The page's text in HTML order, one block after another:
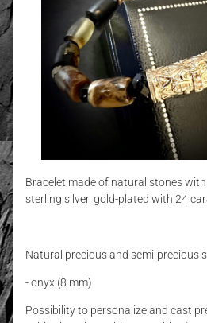
Bracelet made of natural stones
sterling silver, gold-plated with 24
Natural precious and semi-precious
- onyx (8 mm)
Possibility to personalize and cast